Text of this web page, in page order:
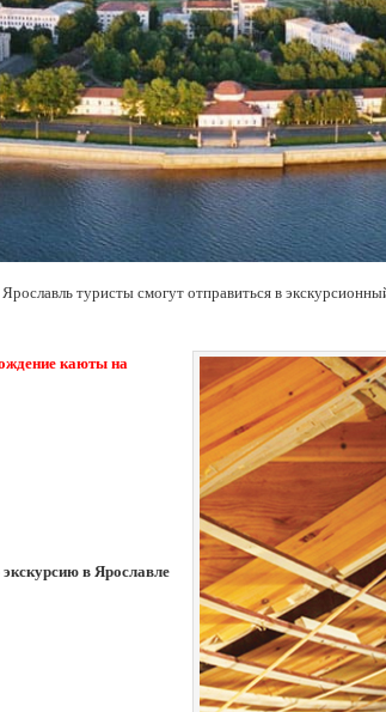
туристы смогут отправиться в
каюты на
в Ярославле